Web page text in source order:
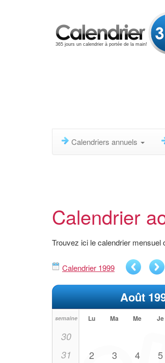
365 jours un calendrier à portée de la main!
Calendriers annuels
Calendrier
Trouvez ici le calendrier
Calendrier 1999
Août
semaine Lu Ma Me Je
30
31 2 3 4 5